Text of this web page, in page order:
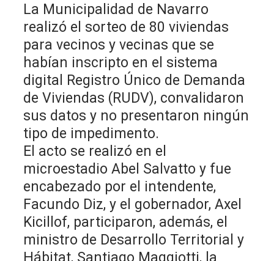
La Municipalidad de Navarro
realizó el sorteo de 80 viviendas
para vecinos y vecinas que se
habían inscripto en el sistema
digital Registro Único de Demanda
de Viviendas (RUDV), convalidaron
sus datos y no presentaron ningún
tipo de impedimento.
El acto se realizó en el
microestadio Abel Salvatto y fue
encabezado por el intendente,
Facundo Diz, y el gobernador, Axel
Kicillof, participaron, además, el
ministro de Desarrollo Territorial y
Hábitat, Santiago Maggiotti, la